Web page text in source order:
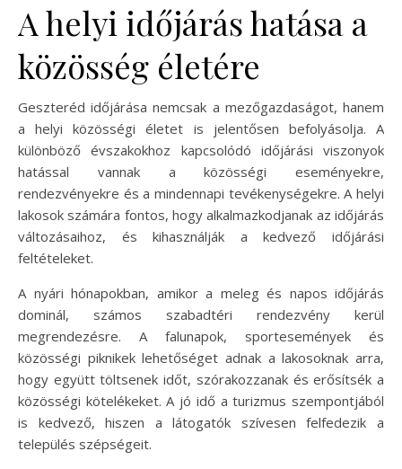
A helyi időjárás hatása a
közösség életére
Geszteréd időjárása nemcsak a mezőgazdaságot, hanem
a helyi közösségi életet is jelentősen befolyásolja. A
különböző évszakokhoz kapcsolódó időjárási viszonyok
hatással vannak a közösségi eseményekre,
rendezvényekre és a mindennapi tevékenységekre. A helyi
lakosok számára fontos, hogy alkalmazkodjanak az időjárás
változásaihoz, és kihasználják a kedvező időjárási
feltételeket.
A nyári hónapokban, amikor a meleg és napos időjárás
dominál, számos szabadtéri rendezvény kerül
megrendezésre. A falunapok, sportesemények és
közösségi piknikek lehetőséget adnak a lakosoknak arra,
hogy együtt töltsenek időt, szórakozzanak és erősítsék a
közösségi kötelékeket. A jó idő a turizmus szempontjából
is kedvező, hiszen a látogatók szívesen felfedezik a
település szépségeit.